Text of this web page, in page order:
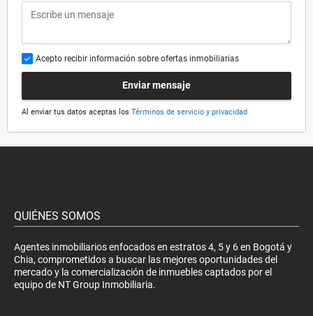
Acepto recibir información sobre ofertas inmobiliarias
Enviar mensaje
Al enviar tus datos aceptas los Términos de servicio y privacidad
QUIÉNES SOMOS
Agentes inmobiliarios enfocados en estratos 4, 5 y 6 en Bogotá y
Chia, comprometidos a buscar las mejores oportunidades del
mercado y la comercialización de inmuebles captados por el
equipo de NT Group Inmobiliaria.